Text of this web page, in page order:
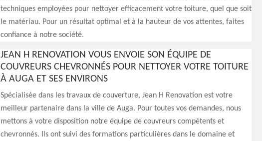
techniques employées pour nettoyer efficacement votre toiture, quel que soit
le matériau. Pour un résultat optimal et à la hauteur de vos attentes, faites
confiance à notre société.
JEAN H RENOVATION VOUS ENVOIE SON ÉQUIPE DE
COUVREURS CHEVRONNÉS POUR NETTOYER VOTRE TOITURE
À AUGA ET SES ENVIRONS
Spécialisée dans les travaux de couverture, Jean H Renovation est votre
meilleur partenaire dans la ville de Auga. Pour toutes vos demandes, nous
mettons à votre disposition notre équipe de couvreurs compétents et
chevronnés. Ils ont suivi des formations particulières dans le domaine et